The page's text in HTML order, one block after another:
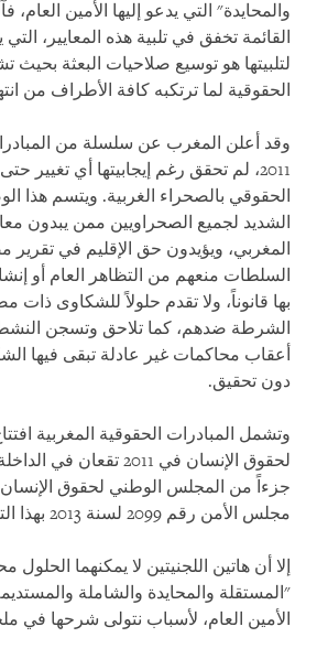
والمحايدة" التي يدعو إليها الأمين
القائمة تخفق في تلبية هذه المعايير،
لتلبيتها هو توسيع صلاحيات البعثة بحيث
الحقوقية لما ترتكبه كافة الأطراف من
وقد أعلن المغرب عن سلسلة من
2011، لم تحقق رغم إيجابيتها أي تغيير
الحقوقي بالصحراء الغربية. ويتسم هذا
الشديد لجميع الصحراويين ممن يبدون
المغربي، ويؤيدون حق الإقليم في
السلطات منعهم من التظاهر العام أو
بها قانوناً، ولا تقدم حلولاً للشكاوى
الشرطة ضدهم، كما تلاحق وتسجن
أعقاب محاكمات غير عادلة تبقى فيها
دون تحقيق.
وتشمل المبادرات الحقوقية المغربية
لحقوق الإنسان في 2011
جزءاً من المجلس الوطني لحقوق
مجلس الأمن رقم 2099 لسنة 2013 بهذا التطور.
إلا أن هاتين اللجنيتين لا يمكنهما الحلول
"المستقلة والمحايدة والشاملة
الأمين العام، لأسباب نتولى شرحها في